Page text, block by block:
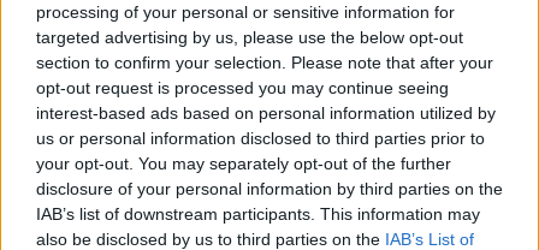
processing of your personal or sensitive information for
targeted advertising by us, please use the below opt-out
section to confirm your selection. Please note that after your
opt-out request is processed you may continue seeing
interest-based ads based on personal information utilized by
us or personal information disclosed to third parties prior to
your opt-out. You may separately opt-out of the further
disclosure of your personal information by third parties on the
IAB’s list of downstream participants. This information may
also be disclosed by us to third parties on the IAB’s List of
ΕΚΔΗΛΩΣΕΙΣ
Κλειτιώτικα 2026: Δύο βραδιές γεμάτες ποντιακή
μουσική και παράδοση στον Νέο Κλείτο
31/07/2026 - 6:03μμ